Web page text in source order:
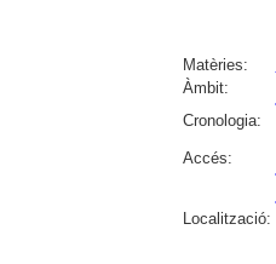
Matèries:
Àmbit:
Cronologia:
Accés:
Localització: